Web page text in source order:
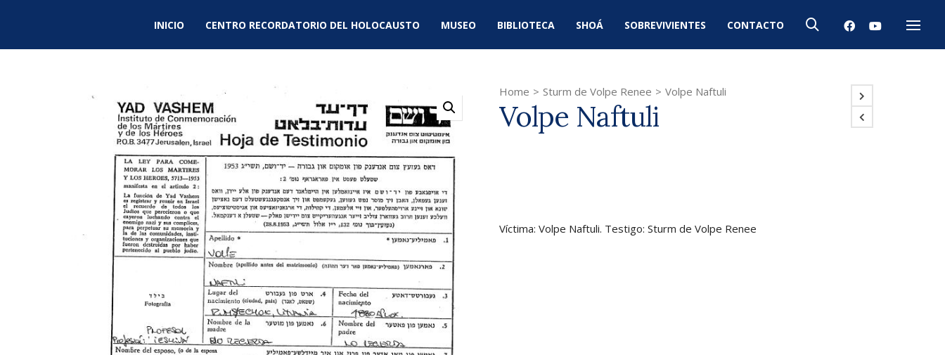
INICIO CENTRO RECORDATORIO DEL HOLOCAUSTO MUSEO BIBLIOTECA SHOÁ SOBREVIVIENTES CONTACTO
Menú
Home > Sturm de Volpe Renee > Volpe Naftuli
Volpe Naftuli
Víctima: Volpe Naftuli. Testigo: Sturm de Volpe Renee